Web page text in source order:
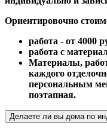
Ориентировочно
работа - от 4000
работа с
Материалы,
каждого
персональным
поэтапная.
Делаете ли вы дома по